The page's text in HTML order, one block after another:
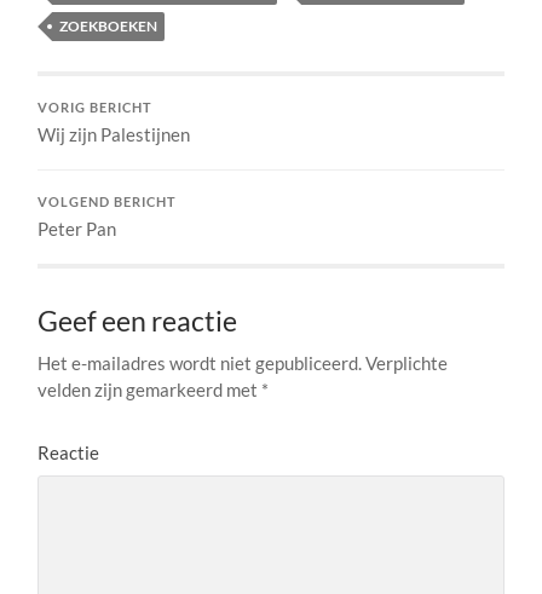
ZOEKBOEKEN
VORIG BERICHT
Wij zijn Palestijnen
VOLGEND BERICHT
Peter Pan
Geef een reactie
Het e-mailadres wordt niet gepubliceerd. Verplichte
velden zijn gemarkeerd met *
Reactie